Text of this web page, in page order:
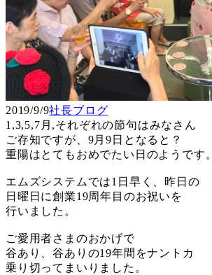
2019/9/9社長ブログ
1,3,5,7月,それぞれの節句はみなさん
ご存知ですが、9月9日となると？
重陽はとてもおめでたい日のようです。
エムズシステムでは1日早く、昨日の
日曜日に創業19周年目のお祝いを
行いました。
ご愛用者さまのおかげで
谷あり、谷ありの19年間をナントカ
乗り切ってまいりました。